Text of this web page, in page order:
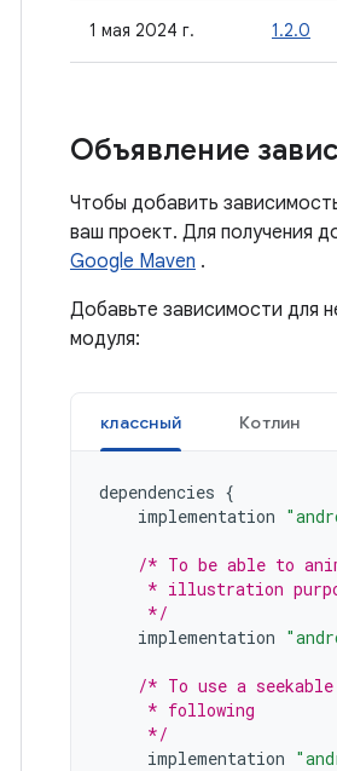
1 мая 2024 г. 1.2.0
Объявление
Чтобы добавить
ваш проект. Для получения
Google Maven .
Добавьте зависимости для
модуля:
классный Котлин
dependencies {
implementation
/* To be able to
* illustration
     */
implementation
/* To use a
     * following
     */
implementation